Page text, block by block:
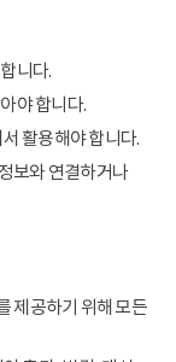
니다.
야 합니다.
활용해야 합니다.
보와 연결하거나
제공하기 위해 모든